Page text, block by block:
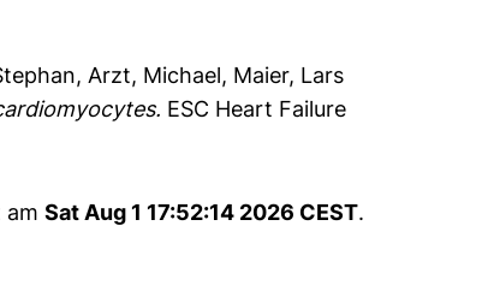
, Arzt, Michael, Maier, Lars
ESC Heart Failure
am Sat Aug 1 17:52:14 2026 CEST.